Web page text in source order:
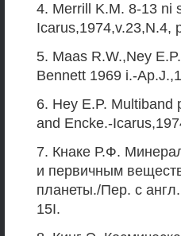
4. Merrill K.M. 8-13 ni
Icarus,1974,v.23,N.4,
5. Maas R.W.,Ney
Bennett 1969 i.-
6. Hey E.P. Multiband
and Encke.-
7. Кнаке Р.Ф.
и первичным
планеты./Пер. с
15I.